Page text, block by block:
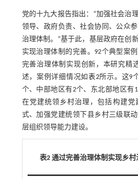
党的十九大报告指出：“加强社会治
领导、政府负责、社会协同、公众
治理体制。”基于此，基层政府在创
实现治理体制的完善。92个典型案
完善治理体制实现创新，本研究精
述，案例详细情况如表2所示。这9
个、中部地区有2个、东北部地区有
在党建统领乡村治理，包括构建党
式、加强党建统领下县乡村三级联
层组织领导能力建设。
表2 通过完善治理体制实现乡村